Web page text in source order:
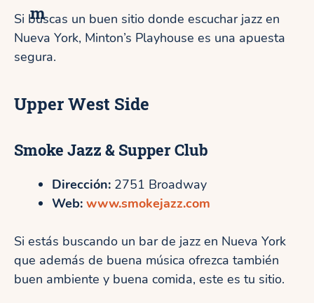
m
Si buscas un buen sitio donde escuchar jazz en
Nueva York, Minton’s Playhouse es una apuesta
segura.
Upper West Side
Smoke Jazz & Supper Club
Dirección: 2751 Broadway
Web: www.smokejazz.com
Si estás buscando un bar de jazz en Nueva York
que además de buena música ofrezca también
buen ambiente y buena comida, este es tu sitio.